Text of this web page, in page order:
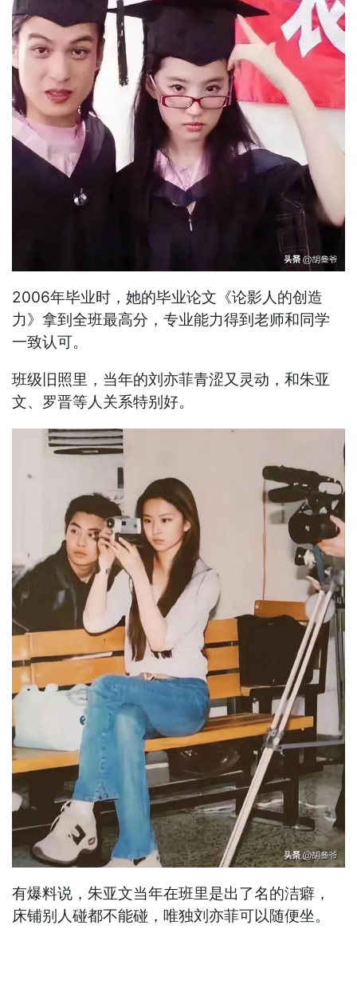
2006年毕业时，她的毕业论文《论影人的创造
力》拿到全班最高分，专业能力得到老师和同学
一致认可。
班级旧照里，当年的刘亦菲青涩又灵动，和朱亚
文、罗晋等人关系特别好。
有爆料说，朱亚文当年在班里是出了名的洁癖，
床铺别人碰都不能碰，唯独刘亦菲可以随便坐。